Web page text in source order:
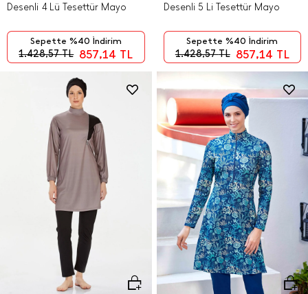
Desenli 4 Lü Tesettür Mayo
1.428,57TL 857,14 TL
Sepette %40 İndirim
Desenli 5 Li Tesettür Mayo
1.428,57TL 857,14 TL
Sepette %40 İndirim